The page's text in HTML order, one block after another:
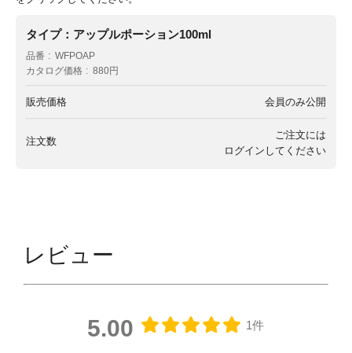
タイプ：アップルポーション100ml
品番
WFPOAP
カタログ価格
880円
販売価格 会員のみ公開
注文数
ご注文には
ログイン してください
レビュー
5.00 1件